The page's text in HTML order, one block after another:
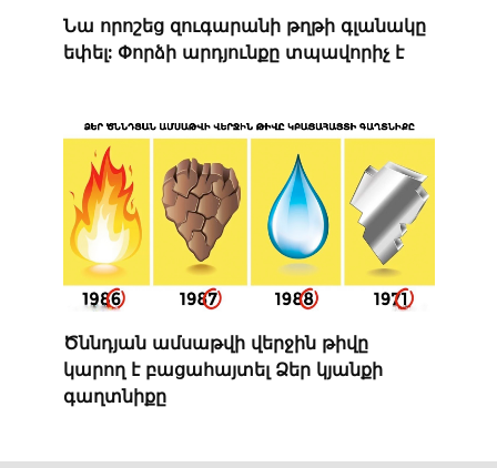
Նա որոշեց զուգարանի թղթի գլանակը
եփել: Փորձի արդյունքը տպավորիչ է
Ծննդյան ամսաթվի վերջին թիվը
կարող է բացահայտել Ձեր կյանքի
գաղտնիքը